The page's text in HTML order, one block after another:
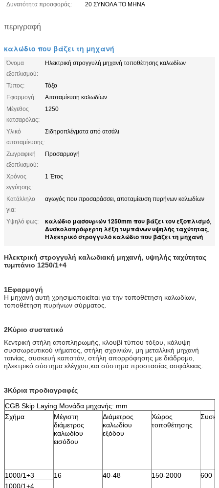
Δυνατότητα προσφοράς:
20 ΣΥΝΟΛΑ ΤΟ ΜΗΝΑ
περιγραφή
καλώδιο που βάζει τη μηχανή
Όνομα
εξοπλισμού:
Ηλεκτρική στρογγυλή μηχανή τοποθέτησης καλωδίων
Τύπος:
Τόξο
Εφαρμογή:
Αποταμίευση καλωδίων
Μέγεθος
κατσαρόλας:
1250
Υλικό
αποταμίευσης:
Σιδηροπλέγματα από ατσάλι
Ζωγραφική
εξοπλισμού:
Προσαρμογή
Χρόνος
εγγύησης:
1 Έτος
Κατάλληλο
για:
αγωγός που προσαράσσει, αποταμίευση πυρήνων καλωδίων
Υψηλό φως: καλώδιο μασουριών 1250mm που βάζει τον εξοπλισμό,
Δυσκολοπρόφερτη λέξη τυμπάνων υψηλής ταχύτητας,
Ηλεκτρικό στρογγυλό καλώδιο που βάζει τη μηχανή
Ηλεκτρική στρογγυλή καλωδιακή μηχανή, υψηλής ταχύτητας
τυμπάνιο 1250/1+4
1Εφαρμογή
Η μηχανή αυτή χρησιμοποιείται για την τοποθέτηση καλωδίων,
τοποθέτηση πυρήνων σύρματος.
2Κύριο συστατικό
Κεντρική στήλη αποπληρωμής, κλουβί τύπου τόξου, κάλυψη
συσσωρευτικού νήματος, στήλη σχοινιών, μη μεταλλική μηχανή
ταινίας, συσκευή καπστάν, στήλη απορρόφησης με διάδρομο,
ηλεκτρικό σύστημα ελέγχου,και σύστημα προστασίας ασφάλειας.
3Κύρια προδιαγραφές
CGB Skip Laying Μονάδα μηχανής: mm
Σχήμα
Μέγιστη
διάμετρος
καλωδίου
εισόδου
Διάμετρος
καλωδίου
εξόδου
Χώρος
τοποθέτησης
1000/1+3 16 40-48 150-2000
600
1000/1+4